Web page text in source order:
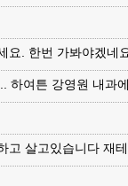
요. 한번 가봐야겠네
하여튼 강영원 내과
고 살고있습니다 재